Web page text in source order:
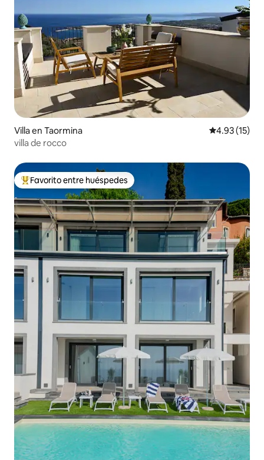
Villa en Taormina Calificación
4.93 (15)
villa de rocco
Favorito entre huéspedes preferido
Favorito entre huéspedes